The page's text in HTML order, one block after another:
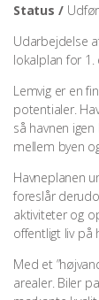
Status /
Udarbejdelse
lokalplan for 1.
Lemvig er en
potentialer.
så havnen
mellem byen
Havneplanen
foreslår
aktiviteter og
offentligt liv på
Med et
arealer. Biler